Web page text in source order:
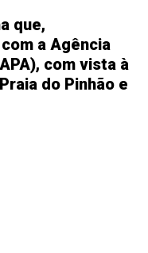
que,
a Agência
com vista à
do Pinhão e